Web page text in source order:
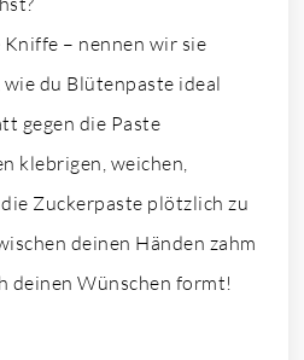
– nennen wir sie
du Blütenpaste ideal
gegen die Paste
klebrigen, weichen,
Zuckerpaste plötzlich zu
deinen Händen zahm
deinen Wünschen formt!